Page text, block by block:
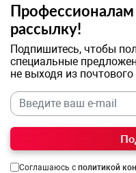
рассылку!
Подпишитесь, чтобы
специальные
не выходя из
Соглашаюсь с политикой